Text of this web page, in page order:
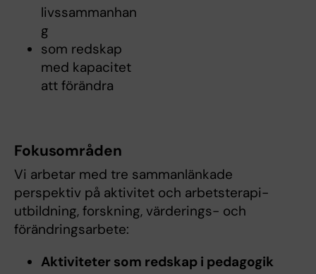
livssammanhan
g
som redskap
med kapacitet
att förändra
Fokusområden
Vi arbetar med tre sammanlänkade
perspektiv på aktivitet och arbetsterapi-
utbildning, forskning, värderings- och
förändringsarbete:
Aktiviteter som redskap i pedagogik